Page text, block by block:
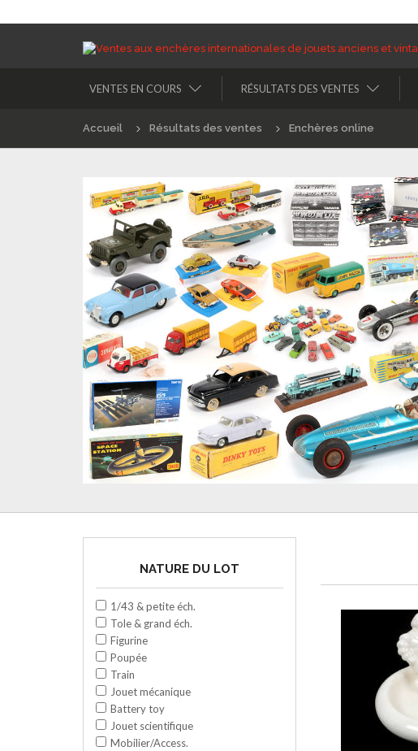
VENTES EN COURS RÉSULTATS DES VENTES
Accueil Résultats des ventes Enchères online
NATURE DU LOT
1/43 & petite éch.
Tole & grand éch.
Figurine
Poupée
Train
Jouet mécanique
Battery toy
Jouet scientifique
Mobilier/Access.